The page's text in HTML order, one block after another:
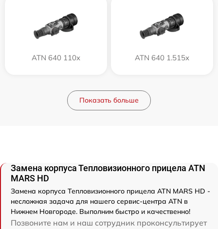
ATN 640 110x ATN 640 1.515x
Показать больше
Замена корпуса Тепловизионного прицела ATN
MARS HD
Замена корпуса Тепловизионного прицела ATN MARS HD -
несложная задача для нашего сервис-центра ATN в
Нижнем Новгороде. Выполним быстро и качественно!
Позвоните нам и наш сотрудник проконсультирует